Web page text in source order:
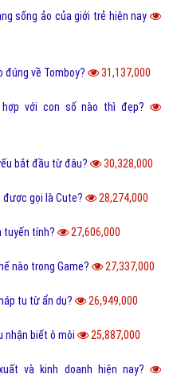
sống ảo của giới trẻ hiện nay
đúng về Tomboy? 31,137,000
với con số nào thì đẹp?
bắt đầu từ đâu? 30,328,000
gọi là Cute? 28,274,000
tuyến tính? 27,606,000
nào trong Game? 27,337,000
tu từ ẩn dụ? 26,949,000
nhận biết ô môi 25,887,000
và kinh doanh hiện nay?